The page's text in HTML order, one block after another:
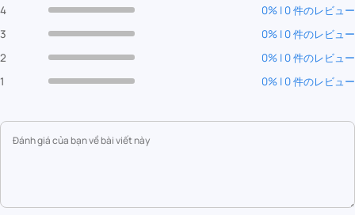
4
0% | 0 件のレビュー
3
0% | 0 件のレビュー
2
0% | 0 件のレビュー
1
0% | 0 件のレビュー